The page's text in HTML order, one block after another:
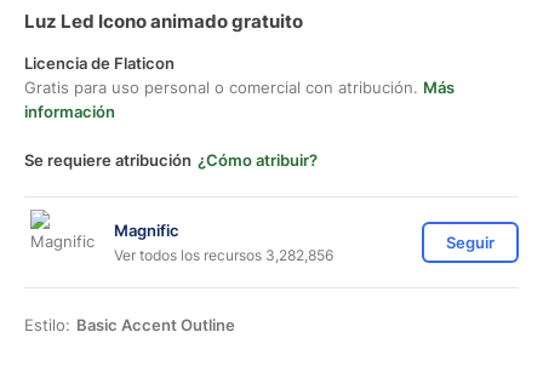
Luz Led Icono animado gratuito
Licencia de Flaticon
Gratis para uso personal o comercial con atribución. Más
información
Se requiere atribución ¿Cómo atribuir?
Magnific
Ver todos los recursos 3,282,856
Seguir
Estilo: Basic Accent Outline